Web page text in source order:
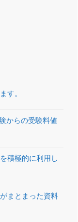
す。
からの受験料値
積極的に利用し
まとまった資料